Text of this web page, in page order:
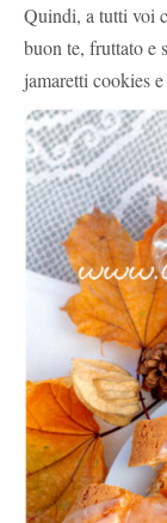
Quindi, a tutti voi
buon te, fruttato e
jamaretti cookies